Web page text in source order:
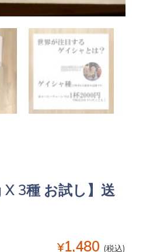
3種 お試し】送
¥1,480 (税込)